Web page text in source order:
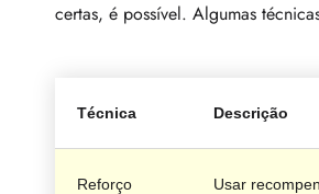
certas, é possível. Algumas
Técnica Descrição
Reforço
Usar